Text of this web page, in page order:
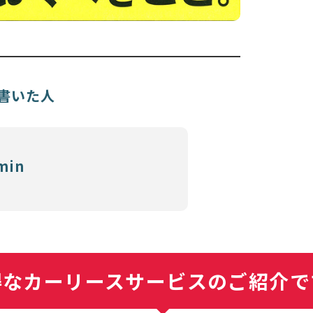
いた人
カーリースサービスのご紹介